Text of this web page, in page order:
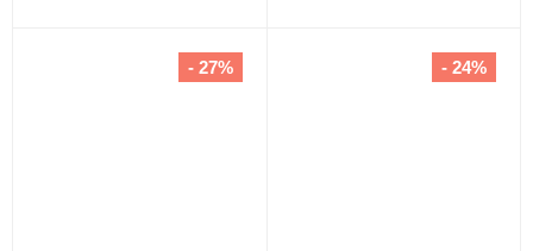
- 27% - 24%